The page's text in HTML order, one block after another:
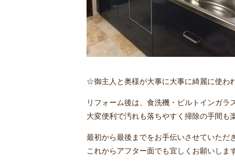
☆御主人と奥様が大事に大事に綺麗に使わ
リフォーム後は、食洗機・ビルトインガ
大変便利で汚れも落ちやすく掃除の手間も
最初から最後までをお手伝いさせていただ
これからアフター面でも宜しくお願いしま